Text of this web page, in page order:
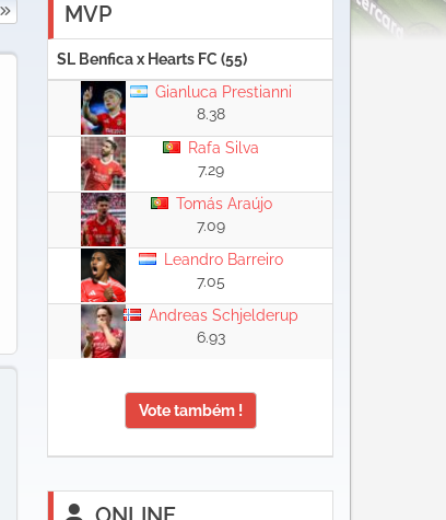
MVP
SL Benfica x Hearts FC (55)
Gianluca Prestianni
8.38
Rafa Silva
7.29
Tomás Araújo
7.09
Leandro Barreiro
7.05
Andreas Schjelderup
6.93
Vote também !